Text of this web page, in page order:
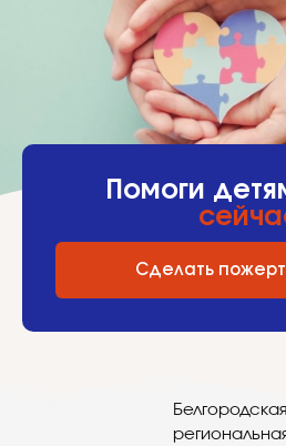
Помоги
Сделать
Белгородская